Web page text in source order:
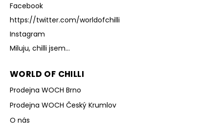
Facebook
https://twitter.com/worldofchilli
Instagram
Miluju, chilli jsem...
WORLD OF CHILLI
Prodejna WOCH Brno
Prodejna WOCH Český Krumlov
O nás